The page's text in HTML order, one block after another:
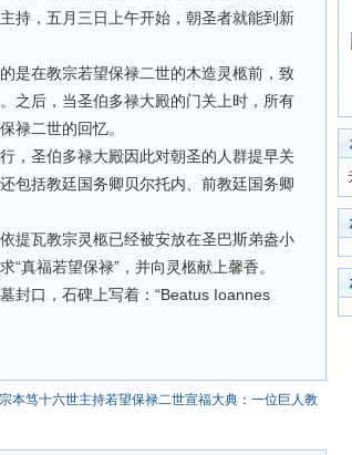
持，五月三日上午开始，朝圣者就能到新
是在教宗若望保禄二世的木造灵柩前，致
之后，当圣伯多禄大殿的门关上时，所有
禄二世的回忆。
，圣伯多禄大殿因此对朝圣的人群提早关
包括教廷国务卿贝尔托内、前教廷国务卿
提瓦教宗灵柩已经被安放在圣巴斯弟盎小
真福若望保禄”，并向灵柩献上馨香。
封口，石碑上写着：“Beatus Ioannes
本笃十六世主持若望保禄二世宣福大典：一位巨人教